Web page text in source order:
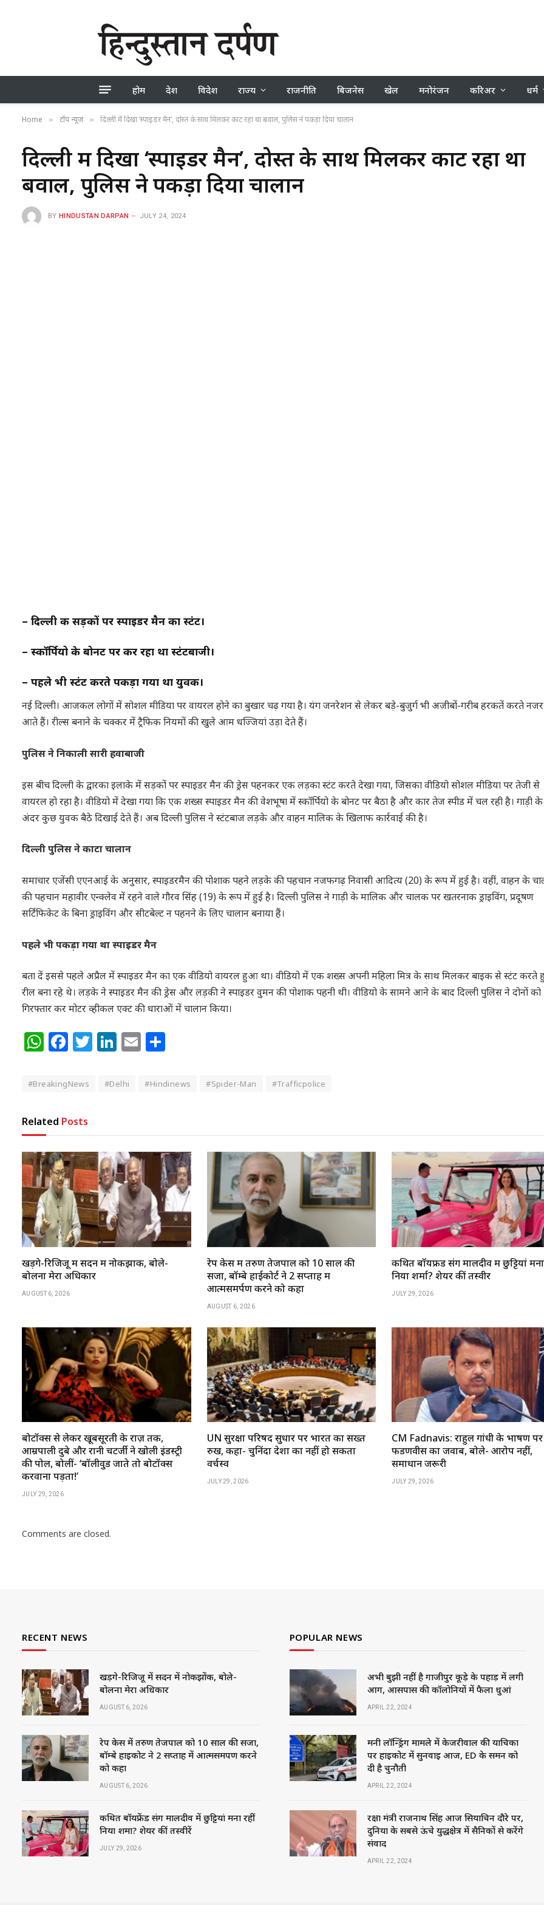
होम देश विदेश राज्य राजनीति बिजनेस खेल मनोरंजन करिअर धर्म
Home » टॉप न्यूज » दिल्ली में दिखा ‘स्पाइडर मैन’, दोस्त के साथ मिलकर काट रहा था बवाल, पुलिस ने पकड़ा दिया चालान
दिल्ली में दिखा ‘स्पाइडर मैन’, दोस्त के साथ मिलकर काट रहा था
बवाल, पुलिस ने पकड़ा दिया चालान
BY HINDUSTAN DARPAN JULY 24, 2024
– दिल्ली की सड़कों पर स्पाइडर मैन का स्टंट।
– स्कॉर्पियो के बोनट पर कर रहा था स्टंटबाजी।
– पहले भी स्टंट करते पकड़ा गया था युवक।
नई दिल्ली। आजकल लोगों में सोशल मीडिया पर वायरल होने का बुखार चढ़ गया है। यंग जनरेशन से लेकर बड़े-बुजुर्ग भी अजीबों-गरीब हरकतें करते नजर
आते हैं। रील्स बनाने के चक्कर में ट्रैफिक नियमों की खुले आम धज्जियां उड़ा देते हैं।
पुलिस ने निकाली सारी हवाबाजी
इस बीच दिल्ली के द्वारका इलाके में सड़कों पर स्पाइडर मैन की ड्रेस पहनकर एक लड़का स्टंट करते देखा गया, जिसका वीडियो सोशल मीडिया पर तेजी से
वायरल हो रहा है। वीडियो में देखा गया कि एक शख्स स्पाइडर मैन की वेशभूषा में स्कॉर्पियो के बोनट पर बैठा है और कार तेज स्पीड में चल रही है। गाड़ी के
अंदर कुछ युवक बैठे दिखाई देते हैं। अब दिल्ली पुलिस ने स्टंटबाज लड़के और वाहन मालिक के खिलाफ कार्रवाई की है।
दिल्ली पुलिस ने काटा चालान
समाचार एजेंसी एएनआई के अनुसार, स्पाइडरमैन की पोशाक पहने लड़के की पहचान नजफगढ़ निवासी आदित्य (20) के रूप में हुई है। वहीं, वाहन के
की पहचान महावीर एन्क्लेव में रहने वाले गौरव सिंह (19) के रूप में हुई है। दिल्ली पुलिस ने गाड़ी के मालिक और चालक पर खतरनाक ड्राइविंग, प्रदूषण
सर्टिफिकेट के बिना ड्राइविंग और सीटबेल्ट न पहनने के लिए चालान बनाया हैं।
पहले भी पकड़ा गया था स्पाइडर मैन
बता दें इससे पहले अप्रैल में स्पाइडर मैन का एक वीडियो वायरल हुआ था। वीडियो में एक शख्स अपनी महिला मित्र के साथ मिलकर बाइक से स्टंट करते
रील बना रहे थे। लड़के ने स्पाइडर मैन की ड्रेस और लड़की ने स्पाइडर वुमन की पोशाक पहनी थी। वीडियो के सामने आने के बाद दिल्ली पुलिस ने दोनों को
गिरफ्तार कर मोटर व्हीकल एक्ट की धाराओं में चालान किया।
WhatsApp
Facebook
Twitter
LinkedIn
Email
#BreakingNews #Delhi #Hindinews #Spider-Man #Trafficpolice
Related Posts
खड़गे-रिजिजू में सदन में नोकझोंक, बोले-
बोलना मेरा अधिकार
AUGUST 6, 2026
रेप केस में तरुण तेजपाल को 10 साल की
सजा, बॉम्बे हाईकोर्ट ने 2 सप्ताह में
आत्मसमर्पण करने को कहा
AUGUST 6, 2026
कथित बॉयफ्रेंड संग मालदीव में छुट्टियां
निया शर्मा? शेयर कीं तस्वीरें
JULY 29, 2026
बोटॉक्स से लेकर खूबसूरती के राज़ तक,
आम्रपाली दुबे और रानी चटर्जी ने खोली इंडस्ट्री
की पोल, बोलीं- ‘बॉलीवुड जाते तो बोटॉक्स
करवाना पड़ता!’
JULY 29, 2026
UN सुरक्षा परिषद सुधार पर भारत का सख्त
रुख, कहा- चुनिंदा देशों का नहीं हो सकता
वर्चस्व
JULY 29, 2026
CM Fadnavis: राहुल गांधी के भाषण पर
फडणवीस का जवाब, बोले- आरोप नहीं,
समाधान जरूरी
JULY 29, 2026
Comments are closed.
RECENT NEWS
खड़गे-रिजिजू में सदन में नोकझोंक, बोले-
बोलना मेरा अधिकार
AUGUST 6, 2026
रेप केस में तरुण तेजपाल को 10 साल की सजा,
बॉम्बे हाईकोर्ट ने 2 सप्ताह में आत्मसमर्पण करने
को कहा
AUGUST 6, 2026
कथित बॉयफ्रेंड संग मालदीव में छुट्टियां मना रहीं
निया शर्मा? शेयर कीं तस्वीरें
JULY 29, 2026
POPULAR NEWS
अभी बुझी नहीं है गाजीपुर कूड़े के पहाड़ में लगी
आग, आसपास की कॉलोनियों में फैला धुआं
APRIL 22, 2024
मनी लॉन्ड्रिंग मामले में केजरीवाल की याचिका
पर हाईकोर्ट में सुनवाई आज, ED के समन को
दी है चुनौती
APRIL 22, 2024
रक्षा मंत्री राजनाथ सिंह आज सियाचिन दौरे पर,
दुनिया के सबसे ऊंचे युद्धक्षेत्र में सैनिकों से करेंगे
संवाद
APRIL 22, 2024